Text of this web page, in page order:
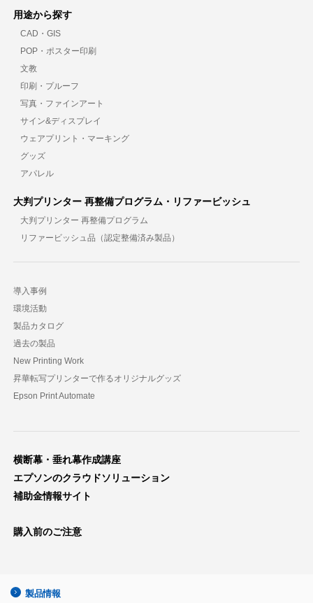
用途から探す
CAD・GIS
POP・ポスター印刷
文教
印刷・プルーフ
写真・ファインアート
サイン&ディスプレイ
ウェアプリント・マーキング
グッズ
アパレル
大判プリンター 再整備プログラム・リファービッシュ
大判プリンター 再整備プログラム
リファービッシュ品（認定整備済み製品）
導入事例
環境活動
製品カタログ
過去の製品
New Printing Work
昇華転写プリンターで作るオリジナルグッズ
Epson Print Automate
横断幕・垂れ幕作成講座
エプソンのクラウドソリューション
補助金情報サイト
購入前のご注意
製品情報